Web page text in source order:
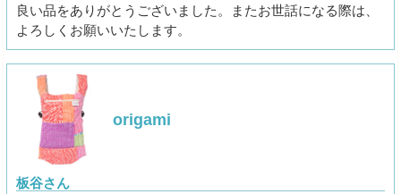
良い品をありがとうございました。またお世話になる際は、
よろしくお願いいたします。
origami
板谷さん